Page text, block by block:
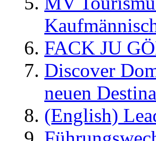
FACK JU
Discover
neuen
(English)